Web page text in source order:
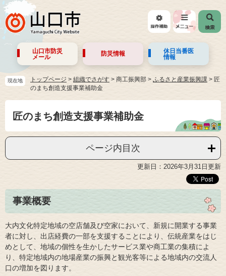
山口市防災
メール
防災情報
休日当番医
情報
現在地 トップページ > 組織でさがす > 商工振興部 > ふるさと産業振興課 > 匠
のまち創造支援事業補助金
匠のまち創造支援事業補助金
ページ内目次
更新日：2026年3月31日更新
事業概要
大内文化特定地域の空店舗及び空家において、新規に開業する事業
者に対し、出店経費の一部を支援することにより、伝統産業をはじ
めとして、地域の個性を生かしたサービス業や商工業の集積によ
り、特定地域内の地場産業の振興と観光客等による地域内の交流人
口の増加を図ります。